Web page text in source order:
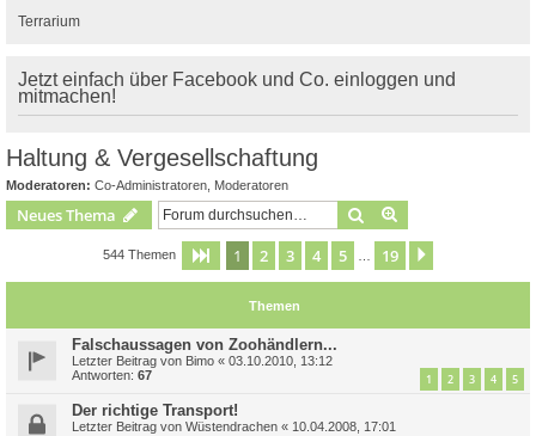
Terrarium
Jetzt einfach über Facebook und Co. einloggen und
mitmachen!
Haltung & Vergesellschaftung
Moderatoren: Co-Administratoren Moderatoren
Neues Thema Suche
544 Themen Seite 1von 19
1 2 3 4 5 19
Themen
Falschaussagen von Zoohändlern...
Letzter Beitrag von Bimo « 03.10.2010, 13:12
Antworten: 67 1 2 3 4 5
Der richtige Transport!
Letzter Beitrag von Wüstendrachen « 10.04.2008, 17:01